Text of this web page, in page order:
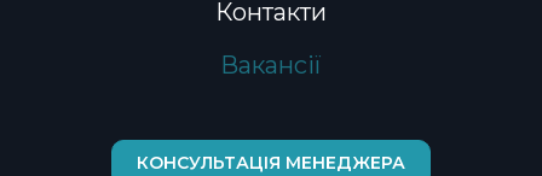
Контакти
Вакансії
КОНСУЛЬТАЦІЯ МЕНЕДЖЕРА